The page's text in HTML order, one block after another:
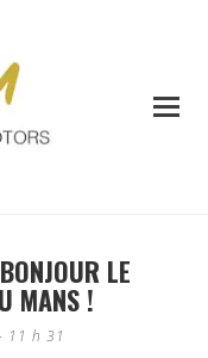
LE
MANS !
11 h 31